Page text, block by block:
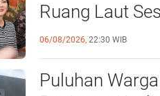
Ruang Laut
Perundang-
06/08/2026, 22:30 WIB
Puluhan